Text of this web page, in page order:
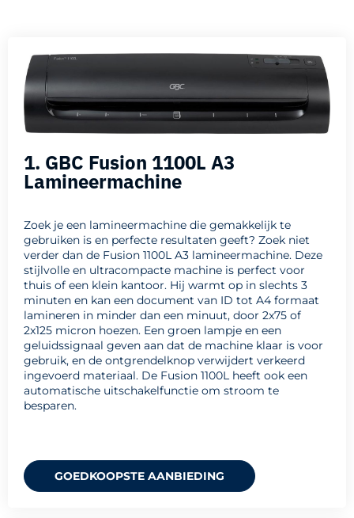
1. GBC Fusion 1100L A3
Lamineermachine
Zoek je een lamineermachine die gemakkelijk te
gebruiken is en perfecte resultaten geeft? Zoek niet
verder dan de Fusion 1100L A3 lamineermachine. Deze
stijlvolle en ultracompacte machine is perfect voor
thuis of een klein kantoor. Hij warmt op in slechts 3
minuten en kan een document van ID tot A4 formaat
lamineren in minder dan een minuut, door 2x75 of
2x125 micron hoezen. Een groen lampje en een
geluidssignaal geven aan dat de machine klaar is voor
gebruik, en de ontgrendelknop verwijdert verkeerd
ingevoerd materiaal. De Fusion 1100L heeft ook een
automatische uitschakelfunctie om stroom te
besparen.
GOEDKOOPSTE AANBIEDING